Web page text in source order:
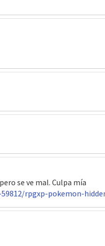
se ve mal. Culpa mía
rpgxp-pokemon-